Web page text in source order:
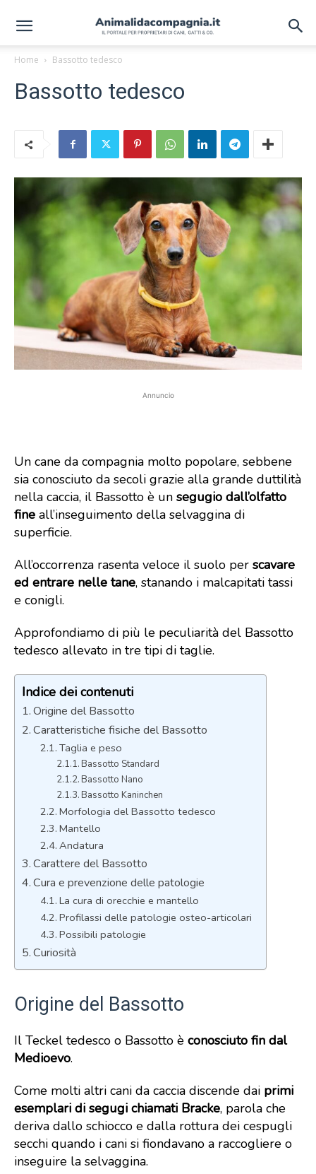
Home Bassotto tedesco
Bassotto tedesco
Annuncio
Un cane da compagnia molto popolare, sebbene
sia conosciuto da secoli grazie alla grande duttilità
nella caccia, il Bassotto è un segugio dall’olfatto
fine all’inseguimento della selvaggina di
superficie.
All’occorrenza rasenta veloce il suolo per scavare
ed entrare nelle tane, stanando i malcapitati tassi
e conigli.
Approfondiamo di più le peculiarità del Bassotto
tedesco allevato in tre tipi di taglie.
Indice dei contenuti
Origine del Bassotto
Caratteristiche fisiche del Bassotto
Taglia e peso
Bassotto Standard
Bassotto Nano
Bassotto Kaninchen
Morfologia del Bassotto tedesco
Mantello
Andatura
Carattere del Bassotto
Cura e prevenzione delle patologie
La cura di orecchie e mantello
Profilassi delle patologie osteo-articolari
Possibili patologie
Curiosità
Origine del Bassotto
Il Teckel tedesco o Bassotto è conosciuto fin dal
Medioevo.
Come molti altri cani da caccia discende dai primi
esemplari di segugi chiamati Bracke, parola che
deriva dallo schiocco e dalla rottura dei cespugli
secchi quando i cani si fiondavano a raccogliere o
inseguire la selvaggina.